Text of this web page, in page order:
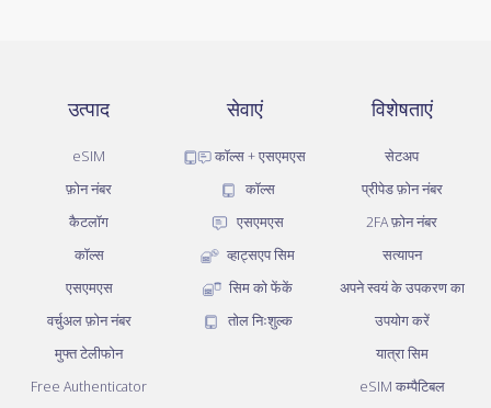
उत्पाद
eSIM
फ़ोन नंबर
कैटलॉग
कॉल्स
एसएमएस
वर्चुअल फ़ोन नंबर
मुफ्त टेलीफोन
Free Authenticator
सेवाएं
कॉल्स + एसएमएस
कॉल्स
एसएमएस
व्हाट्सएप सिम
सिम को फेंकें
तोल निःशुल्क
विशेषताएं
सेटअप
प्रीपेड फ़ोन नंबर
2FA फ़ोन नंबर
सत्यापन
अपने स्वयं के उपकरण का
उपयोग करें
यात्रा सिम
eSIM कम्पैटिबल